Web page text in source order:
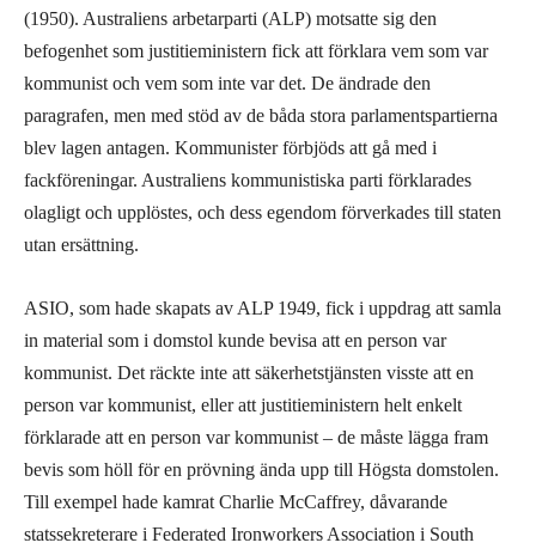
(1950). Australiens arbetarparti (ALP) motsatte sig den
befogenhet som justitieministern fick att förklara vem som var
kommunist och vem som inte var det. De ändrade den
paragrafen, men med stöd av de båda stora parlamentspartierna
blev lagen antagen. Kommunister förbjöds att gå med i
fackföreningar. Australiens kommunistiska parti förklarades
olagligt och upplöstes, och dess egendom förverkades till staten
utan ersättning.
ASIO, som hade skapats av ALP 1949, fick i uppdrag att samla
in material som i domstol kunde bevisa att en person var
kommunist. Det räckte inte att säkerhetstjänsten visste att en
person var kommunist, eller att justitieministern helt enkelt
förklarade att en person var kommunist – de måste lägga fram
bevis som höll för en prövning ända upp till Högsta domstolen.
Till exempel hade kamrat Charlie McCaffrey, dåvarande
statssekreterare i Federated Ironworkers Association i South